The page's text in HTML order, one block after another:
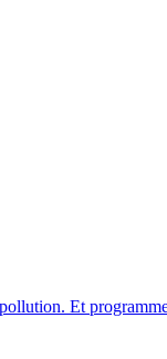
Et